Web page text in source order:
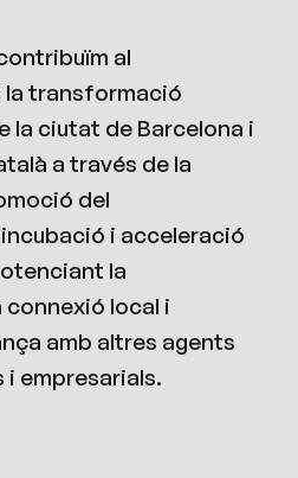
al
la transformació
la ciutat de Barcelona i
a través de la
del
i acceleració
la
local i
amb altres agents
i empresarials.